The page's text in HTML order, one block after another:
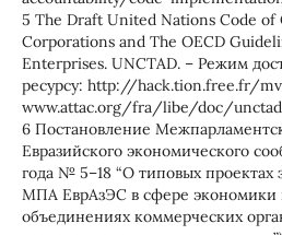
5 The Draft United Nations Code
Corporations and The OECD
Enterprises. UNCTAD. – Режим
ресурсу: http://hack.tion.free.fr/
www.attac.org/fra/libe/doc/
6 Постановление
Евразийского экономического
года № 5–18 “О типовых проектах
МПА ЕврАзЭС в сфере экономики
объединениях коммерческих